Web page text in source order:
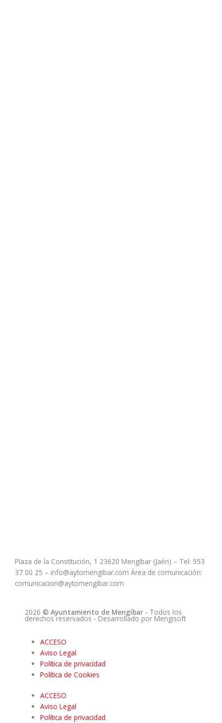
Plaza de la Constitución, 1 23620 Mengíbar (Jaén) – Tel: 953
37 00 25 – info@aytomengibar.com Área de comunicación:
comunicacion@aytomengibar.com
2026 © Ayuntamiento de Mengíbar - Todos los
derechos reservados - Desarrollado por Mengisoft
ACCESO
Aviso Legal
Política de privacidad
Política de Cookies
ACCESO
Aviso Legal
Política de privacidad